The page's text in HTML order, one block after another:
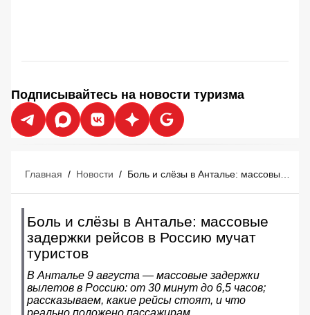
Подписывайтесь на новости туризма
Главная / Новости /
Боль и слёзы в Анталье: массовые
задержки рейсов в Россию мучат
туристов
В Анталье 9 августа — массовые задержки
вылетов в Россию: от 30 минут до 6,5 часов;
рассказываем, какие рейсы стоят, и что
реально положено пассажирам.